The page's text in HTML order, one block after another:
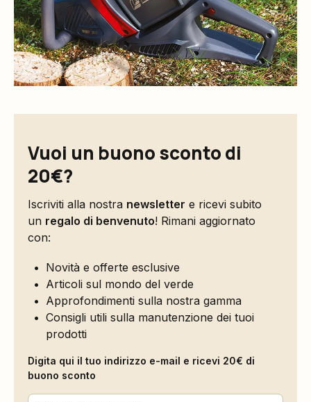
Vuoi un buono sconto di
20€?
Iscriviti alla nostra newsletter e ricevi subito
un regalo di benvenuto! Rimani aggiornato
con:
Novità e offerte esclusive
Articoli sul mondo del verde
Approfondimenti sulla nostra gamma
Consigli utili sulla manutenzione dei tuoi
prodotti
Digita qui il tuo indirizzo e-mail e ricevi 20€ di
buono sconto